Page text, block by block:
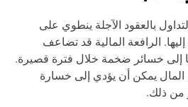
بالعقود الآجلة ينطوي على
الرافعة المالية قد تضاعف
خسائر ضخمة خلال فترة قصيرة.
يمكن أن يؤدي إلى خسارة
ذلك.